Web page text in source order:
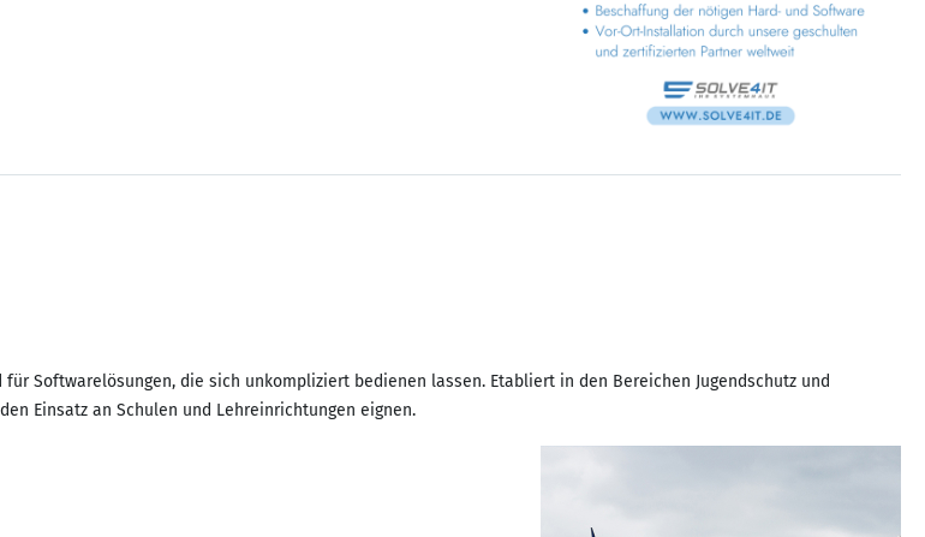
Softwarelösungen, die sich unkompliziert bedienen lassen. Etabliert in den Bereichen Jugendschutz und
Einsatz an Schulen und Lehreinrichtungen eignen.